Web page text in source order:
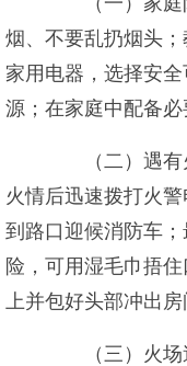
烟、不要乱扔烟头
家用电器，选择安
源；在家庭中配备必
（二）遇有
火情后迅速拨打火
到路口迎候消防车
险，可用湿毛巾捂
上并包好头部冲出房
（三）火场